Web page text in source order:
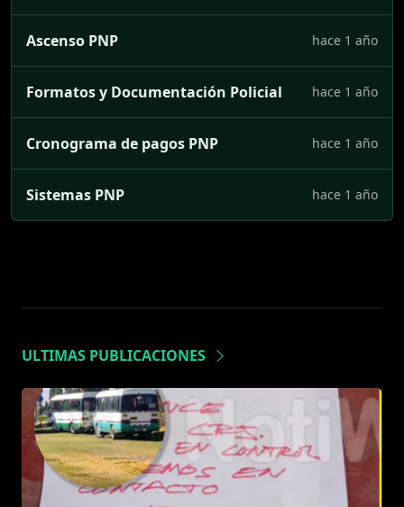
Ascenso PNP hace 1 año
Formatos y Documentación Policial hace 1 año
Cronograma de pagos PNP hace 1 año
Sistemas PNP hace 1 año
ULTIMAS PUBLICACIONES